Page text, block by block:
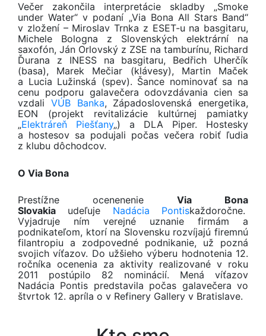
Večer zakončila interpretácie skladby „Smoke
under Water“ v podaní „Via Bona All Stars Band“
v zložení – Miroslav Trnka z ESET-u na basgitaru,
Michele Bologna z Slovenských elektrární na
saxofón, Ján Orlovský z ZSE na tamburínu, Richard
Ďurana z INESS na basgitaru, Bedřich Uherčík
(basa), Marek Mečiar (klávesy), Martin Maček
a Lucia Lužinská (spev). Šance nominovať sa na
cenu podporu galavečera odovzdávania cien sa
vzdali VÚB Banka, Západoslovenská energetika,
EON (projekt revitalizácie kultúrnej pamiatky
„Elektráreň Piešťany„) a DLA Piper. Hostesky
a hostesov sa podujali počas večera robiť ľudia
z klubu dôchodcov.
O Via Bona
Prestížne ocenenenie Via Bona
Slovakia udeľuje Nadácia Pontiskaždoročne.
Vyjadruje ním verejné uznanie firmám a
podnikateľom, ktorí na Slovensku rozvíjajú firemnú
filantropiu a zodpovedné podnikanie, už pozná
svojich víťazov. Do užšieho výberu hodnotenia 12.
ročníka ocenenia za aktivity realizované v roku
2011 postúpilo 82 nominácií. Mená víťazov
Nadácia Pontis predstavila počas galavečera vo
štvrtok 12. apríla o v Refinery Gallery v Bratislave.